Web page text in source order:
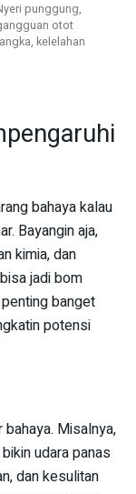
punggung,
otot
kelelahan
bahaya kalau
Bayangin aja,
kimia, dan
jadi bom
banget
potensi
Misalnya,
udara panas
dan kesulitan